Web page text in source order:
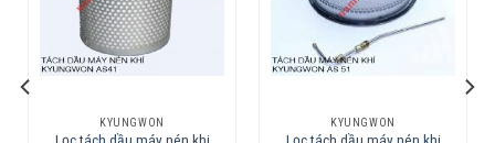
KYUNGWON KYUNGWON